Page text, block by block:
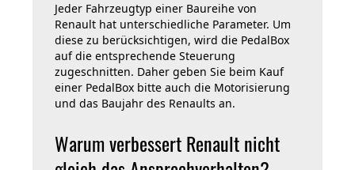
Jeder Fahrzeugtyp einer Baureihe von
Renault hat unterschiedliche Parameter. Um
diese zu berücksichtigen, wird die PedalBox
auf die entsprechende Steuerung
zugeschnitten. Daher geben Sie beim Kauf
einer PedalBox bitte auch die Motorisierung
und das Baujahr des Renaults an.
Warum verbessert Renault nicht